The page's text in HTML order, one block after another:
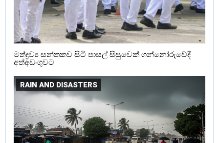
මත්ද්‍රව්‍ය සන්තකව සිටි පාසල් සිසුවෙක් ගන්නෝරුවේදී
අත්අඩංගුවට
RAIN AND DISASTERS